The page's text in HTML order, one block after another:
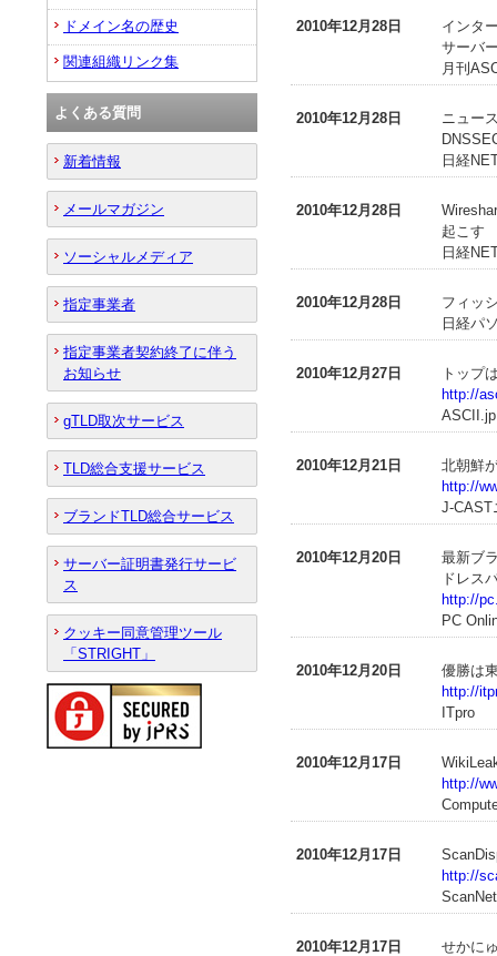
2010年12月28日
インタ
サーバ
月刊
2010年12月28日
ニュー
日経
2010年12月28日
起こす
日経
2010年12月28日
フィッ
日経パ
2010年12月27日
トップ
http://
ASCII.jp
2010年12月21日
北朝鮮
http://
J-CAST
2010年12月20日
最新ブ
ドレス
http://
PC
2010年12月20日
優勝は
http://
ITpro
2010年12月17日
http://
2010年12月17日
http://
2010年12月17日
せかに
ドメイン名の歴史
関連組織リンク集
よくある質問
新着情報
メールマガジン
ソーシャルメディア
指定事業者
指定事業者契約終了に伴う
お知らせ
gTLD取次サービス
TLD総合支援サービス
ブランドTLD総合サービス
サーバー証明書発行サービ
ス
クッキー同意管理ツール
「STRIGHT」